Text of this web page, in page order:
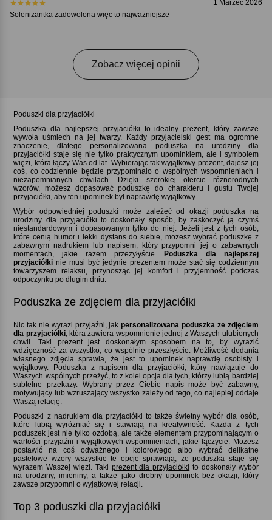
1 Marzec 2026
Solenizantka zadowolona więc to najważniejsze
Zobacz więcej opinii
Poduszki dla przyjaciółki
Poduszka dla najlepszej przyjaciółki to idealny prezent, który zawsze
wywoła uśmiech na jej twarzy. Każdy przyjacielski gest ma ogromne
znaczenie, dlatego personalizowana poduszka na urodziny dla
przyjaciółki staje się nie tylko praktycznym upominkiem, ale i symbolem
więzi, która łączy Was od lat. Wybierając tak wyjątkowy prezent, dajesz jej
coś, co codziennie będzie przypominało o wspólnych wspomnieniach i
niezapomnianych chwilach. Dzięki szerokiej ofercie różnorodnych
wzorów, możesz dopasować poduszkę do charakteru i gustu Twojej
przyjaciółki, aby ten upominek był naprawdę wyjątkowy.
Wybór odpowiedniej poduszki może zależeć od okazji poduszka na
urodziny dla przyjaciółki to doskonały sposób, by zaskoczyć ją czymś
niestandardowym i dopasowanym tylko do niej. Jeżeli jest z tych osób,
które cenią humor i lekki dystans do siebie, możesz wybrać poduszkę z
zabawnym nadrukiem lub napisem, który przypomni jej o zabawnych
momentach, jakie razem przeżyłyście.Poduszka dla najlepszej
przyjaciółki nie musi być jedynie prezentem może stać się codziennym
towarzyszem relaksu, przynosząc jej komfort i przyjemność podczas
odpoczynku po długim dniu.
Poduszka ze zdjęciem dla przyjaciółki
Nic tak nie wyrazi przyjaźni, jakpersonalizowana poduszka ze zdjęciem
dla przyjaciółki, która zawiera wspomnienie jednej z Waszych ulubionych
chwil. Taki prezent jest doskonałym sposobem na to, by wyrazić
wdzięczność za wszystko, co wspólnie przeszłyście. Możliwość dodania
własnego zdjęcia sprawia, że jest to upominek naprawdę osobisty i
wyjątkowy. Poduszka z napisem dla przyjaciółki, który nawiązuje do
Waszych wspólnych przeżyć, to z kolei opcja dla tych, którzy lubią bardziej
subtelne przekazy. Wybrany przez Ciebie napis może być zabawny,
motywujący lub wzruszający wszystko zależy od tego, co najlepiej oddaje
Waszą relację.
Poduszki z nadrukiem dla przyjaciółki to także świetny wybór dla osób,
które lubią wyróżniać się i stawiają na kreatywność. Każda z tych
poduszek jest nie tylko ozdobą, ale także elementem przypominającym o
wartości przyjaźni i wyjątkowych wspomnieniach, jakie łączycie. Możesz
postawić na coś odważnego i kolorowego albo wybrać delikatne
pastelowe wzory wszystkie te opcje sprawiają, że poduszka staje się
wyrazem Waszej więzi. Taki prezent dla przyjaciółki to doskonały wybór
na urodziny, imieniny, a także jako drobny upominek bez okazji, który
zawsze przypomni o wyjątkowej relacji.
Top 3 poduszki dla przyjaciółki